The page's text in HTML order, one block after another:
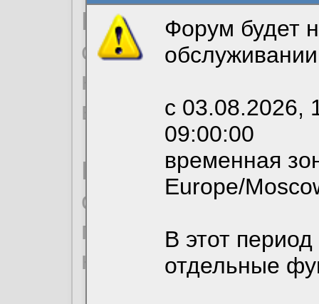
Форум будет
с 03.08.2026,
09:00:00
временная
Europe/
В этот
отдельные
Продолжая
согласие на
необходимых для
вы можете
По
ознакомиться с
пользовательским